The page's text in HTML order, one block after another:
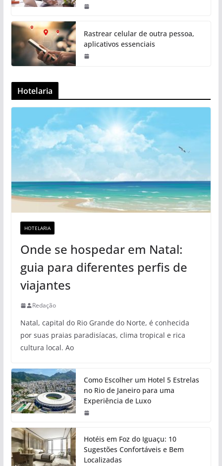
Rastrear celular de outra pessoa,
aplicativos essenciais
Hotelaria
HOTELARIA
Onde se hospedar em Natal:
guia para diferentes perfis de
viajantes
Redação
Natal, capital do Rio Grande do Norte, é conhecida
por suas praias paradisíacas, clima tropical e rica
cultura local. Ao
Como Escolher um Hotel 5 Estrelas
no Rio de Janeiro para uma
Experiência de Luxo
Hotéis em Foz do Iguaçu: 10
Sugestões Confortáveis e Bem
Localizadas